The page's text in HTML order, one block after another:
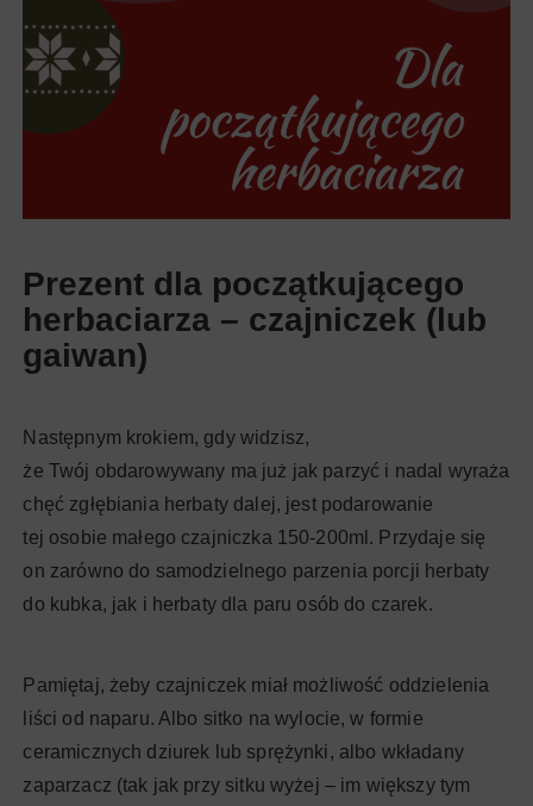
Prezent dla początkującego
herbaciarza – czajniczek (lub
gaiwan)
Następnym krokiem, gdy widzisz,
że Twój obdarowywany ma już jak parzyć i nadal wyraża
chęć zgłębiania herbaty dalej, jest podarowanie
tej osobie małego czajniczka 150-200ml. Przydaje się
on zarówno do samodzielnego parzenia porcji herbaty
do kubka, jak i herbaty dla paru osób do czarek.
Pamiętaj, żeby czajniczek miał możliwość oddzielenia
liści od naparu. Albo sitko na wylocie, w formie
ceramicznych dziurek lub sprężynki, albo wkładany
zaparzacz (tak jak przy sitku wyżej – im większy tym